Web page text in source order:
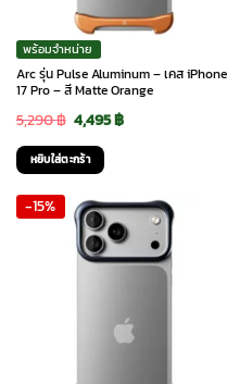
พร้อมจำหน่าย
Arc รุ่น Pulse Aluminum – เคส iPhone
17 Pro – สี Matte Orange
5,290฿ Original
price
was:
5,290 ฿.
4,495฿Current
4,495 ฿.
หยิบใส่ตะกร้า
-15%